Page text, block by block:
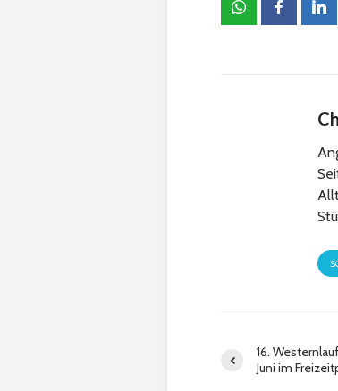
16.
Juni im